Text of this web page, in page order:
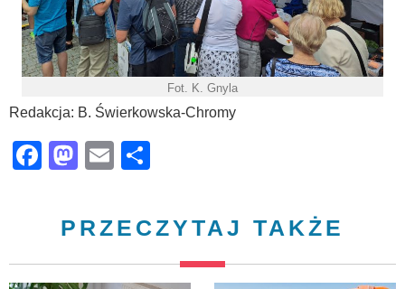
Fot. K. Gnyla
Redakcja: B. Świerkowska-Chromy
Facebook
Mastodon
Email
PRZECZYTAJ TAKŻE